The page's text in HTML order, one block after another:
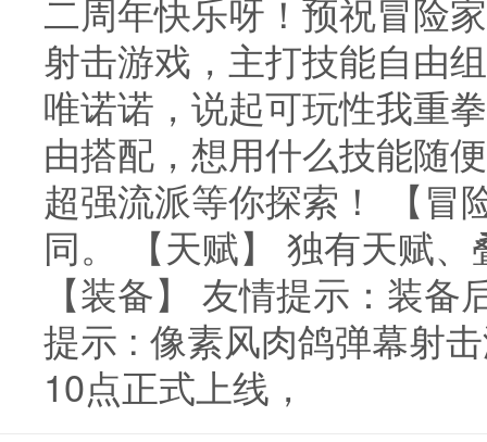
二周年快乐呀！预祝冒险
射击游戏，主打技能自由
唯诺诺，说起可玩性我重
由搭配，想用什么技能随
超强流派等你探索！ 【冒
同。 【天赋】 独有天赋
【装备】 友情提示：装备
提示 : 像素风肉鸽弹幕射
10点正式上线，